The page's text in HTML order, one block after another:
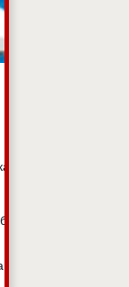
отличия.